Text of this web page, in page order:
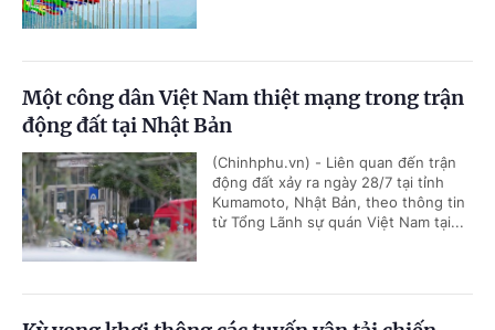
Một công dân Việt Nam thiệt mạng trong trận
động đất tại Nhật Bản
(Chinhphu.vn) - Liên quan đến trận
động đất xảy ra ngày 28/7 tại tỉnh
Kumamoto, Nhật Bản, theo thông tin
từ Tổng Lãnh sự quán Việt Nam tại...